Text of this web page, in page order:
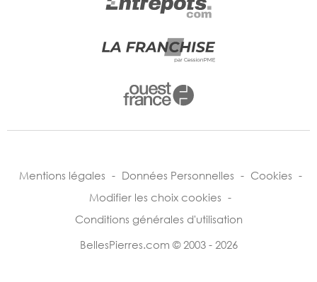
Mentions légales - Données Personnelles - Cookies -
Modifier les choix cookies -
Conditions générales d'utilisation
BellesPierres.com © 2003 - 2026